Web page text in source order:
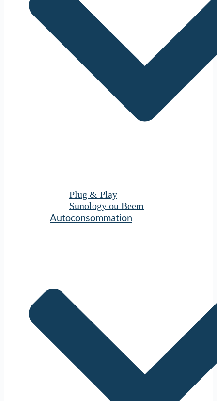
Plug & Play
Sunology ou Beem
Autoconsommation